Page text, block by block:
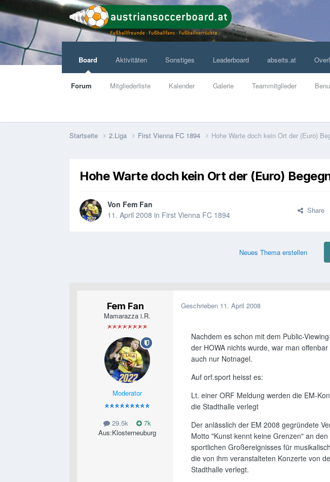
Board
Forum Mitgliederliste Kalender Galerie Teammitglieder
Aktivitäten Sonstiges Leaderboard abseits.at
Startseite 2.Liga First Vienna FC 1894 Hohe Warte doch kein Ort der (Euro)
Hohe Warte doch kein Ort der (Euro)
Von Fem Fan
11. April 2008 in First Vienna FC 1894 Share
Neues Thema erstellen
Fem Fan
Mamarazza i.R.
Moderator
29.5k
7k
Aus:Klosterneuburg
Geschrieben 11. April 2008
Nachdem es schon mit dem Public-
der HOWA nichts wurde, war man
auch nur Notnagel.
Auf orf.sport heisst es:
Lt. einer ORF Meldung werden die EM-
die Stadthalle verlegt
Der anlässlich der EM 2008 gegründete
Motto "Kunst kennt keine Grenzen" an
sportlichen Großereignisses für
die von ihm veranstalteten Konzerte von
Stadthalle verlegt.